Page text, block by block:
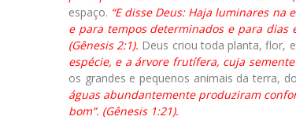
espaço. “E disse Deus: Haja luminares na
e para tempos determinados e para dias
(Gênesis 2:1). Deus criou toda planta, flor,
espécie, e a árvore frutífera, cuja
os grandes e pequenos animais da terra,
águas abundantemente produziram
bom”. (Gênesis 1:21).